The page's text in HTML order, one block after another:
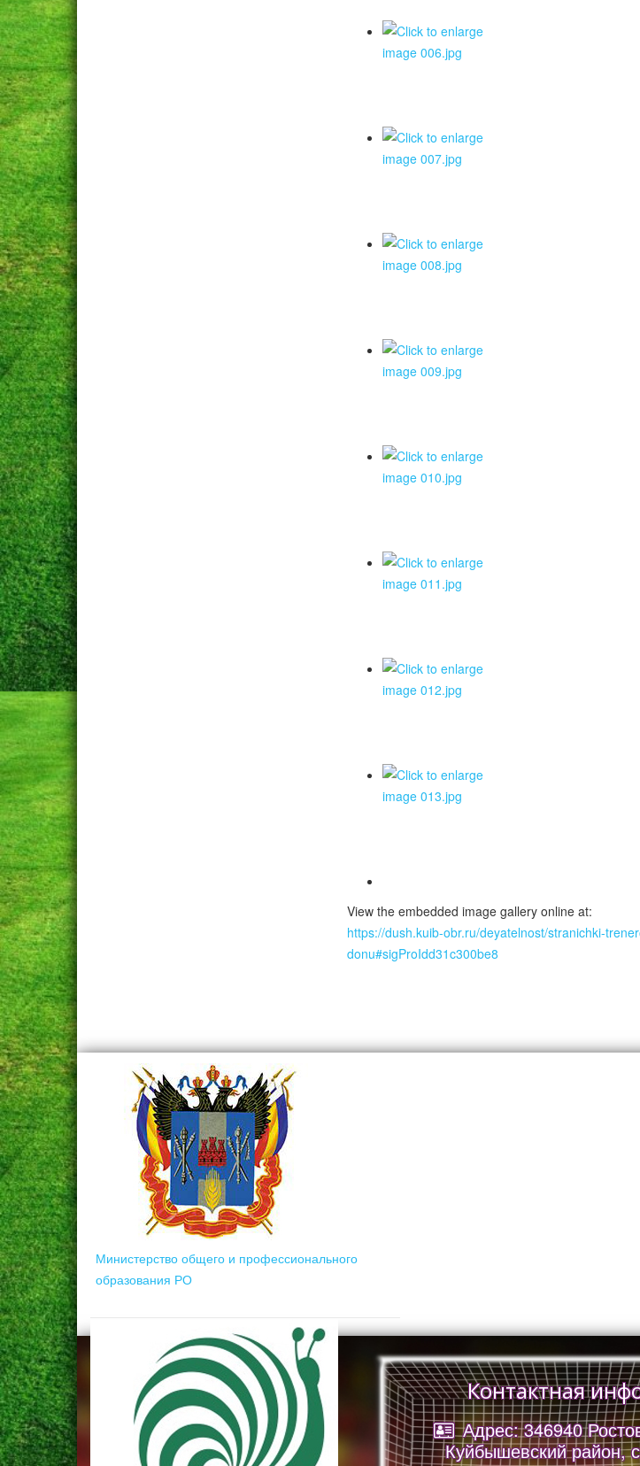
View the embedded image gallery online at:
https://dush.kuib-obr.ru/deyatelnost/stranichki-
donu#sigProIdd31c300be8
Министерство общего и профессионального
образования РО
Контактная
Адрес: 346940
Куйбышевский район,